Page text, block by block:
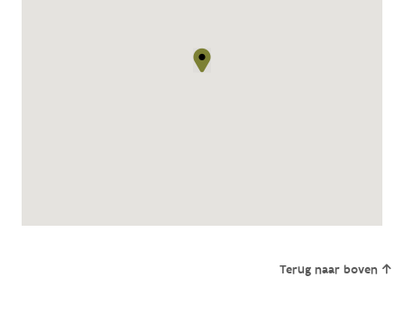
Terug naar boven